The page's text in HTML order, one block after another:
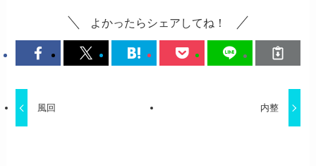
よかったらシェアしてね！
風回 内整